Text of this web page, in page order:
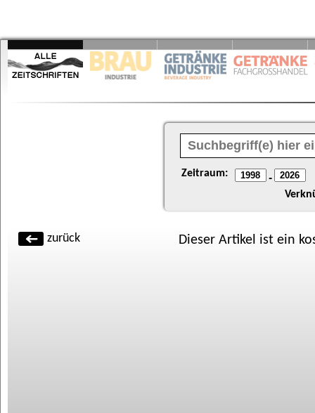
Zeitraum: -
zurück Dieser Artikel ist ein